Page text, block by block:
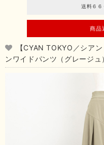
送料６６
商品
【CYAN TOKYO／シア
ンワイドパンツ（グレージュ